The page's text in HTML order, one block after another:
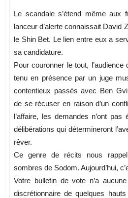
Le scandale s’étend même aux
lanceur d’alerte connaissait David
le Shin Bet. Le lien entre eux a
sa candidature.
Pour couronner le tout, l’audience
tenu en présence par un juge
contentieux passés avec Ben
de se récuser en raison d’un
l’affaire, les demandes n’ont
délibérations qui détermineront
rêver.
Ce genre de récits nous
sombres de Sodom. Aujourd’hui,
Votre bulletin de vote n’a
discrétionnaire de quelques